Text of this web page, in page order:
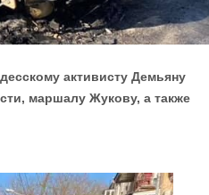
активисту Демьяну
маршалу Жукову, а также